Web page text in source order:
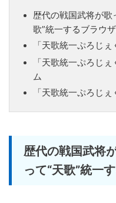
歴代の戦国武将が歌
歌”統一するブラウザ
「天歌統一ぷろじ
「天歌統一ぷろじ
ム
「天歌統一ぷろじ
歴代の戦国武将
って“天歌”統一